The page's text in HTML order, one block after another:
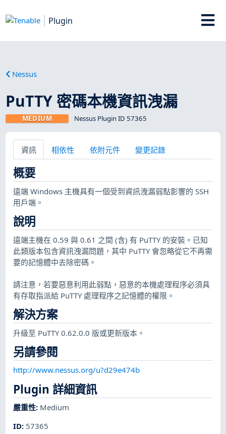
Plugin
Nessus
PuTTY 密碼本機資訊洩漏
MEDIUM Nessus Plugin ID 57365
資訊 相依性 依附元件 變更記錄
概要
遠端 Windows 主機具有一個受到資訊洩漏弱點影響的 SSH
用戶端。
說明
遠端主機在 0.59 與 0.61 之間 (含) 有 PuTTY 的安裝。已知
此類版本包含資訊洩漏問題，其中 PuTTY 會忽略從它不再需
要的記憶體中去除密碼。
請注意，若要惡意利用此弱點，惡意的本機處理程序必須具
有存取指派給 PuTTY 處理程序之記憶體的權限。
解決方案
升級至 PuTTY 0.62.0.0 版或更新版本。
另請參閱
http://www.nessus.org/u?d29e474b
Plugin 詳細資訊
嚴重性: Medium
ID: 57365